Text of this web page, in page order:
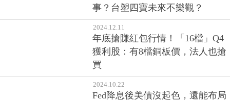
事？台塑四寶未來不樂觀？
2024.12.11
年底搶賺紅包行情！「16檔」Q4
獲利股：有8檔銅板價，法人也搶
買
2024.10.22
Fed降息後美債沒起色，還能布局